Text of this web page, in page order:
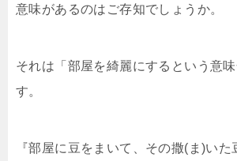
意味があるのはご存知でしょうか。
それは「部屋を綺麗にするという意
す。
『部屋に豆をまいて、その撒(ま)い